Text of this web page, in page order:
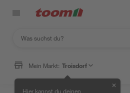
Mein Markt: Troisdorf
Hier kannst du deinen
✕